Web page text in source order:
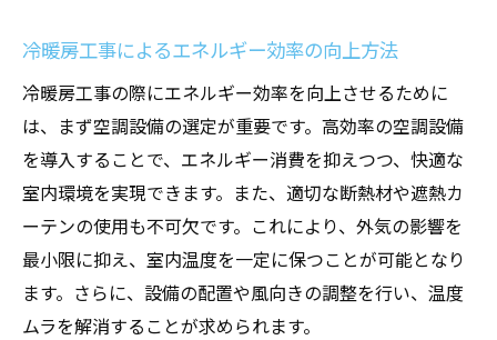
季節ごとに異なる空調ニーズへの対応法
四季折々の快適空間を提供する冷暖房工事
季節変動を見越した空調設備のメンテナン
ス計画
顧客満足度向上に寄与する四季対応型空調
設計
季節に応じた温度管理の自動化技術
四季対応型空調設備の導入事例とその効果
冷暖房工事によるエネルギー効率の向上方法
冷暖房工事の際にエネルギー効率を向上させるために
は、まず空調設備の選定が重要です。高効率の空調設備
を導入することで、エネルギー消費を抑えつつ、快適な
室内環境を実現できます。また、適切な断熱材や遮熱カ
ーテンの使用も不可欠です。これにより、外気の影響を
最小限に抑え、室内温度を一定に保つことが可能となり
ます。さらに、設備の配置や風向きの調整を行い、温度
ムラを解消することが求められます。